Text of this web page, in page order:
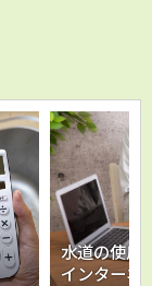
水道の使用
インターネ